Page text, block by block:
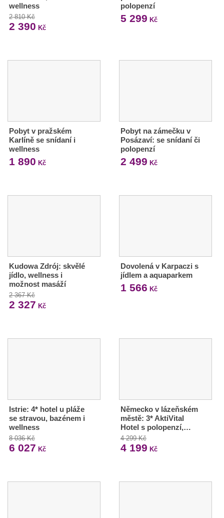
wellness
2 810 Kč
2 390 Kč
polopenzí
5 299 Kč
Pobyt v pražském
Karlíně se snídaní i
wellness
1 890 Kč
Pobyt na zámečku v
Posázaví: se snídaní či
polopenzí
2 499 Kč
Kudowa Zdrój: skvělé
jídlo, wellness i
možnost masáží
2 367 Kč
2 327 Kč
Dovolená v Karpaczi s
jídlem a aquaparkem
1 566 Kč
Istrie: 4* hotel u pláže
se stravou, bazénem i
wellness
8 036 Kč
6 027 Kč
Německo v lázeňském
městě: 3* AktiVital
Hotel s polopenzí,…
4 299 Kč
4 199 Kč